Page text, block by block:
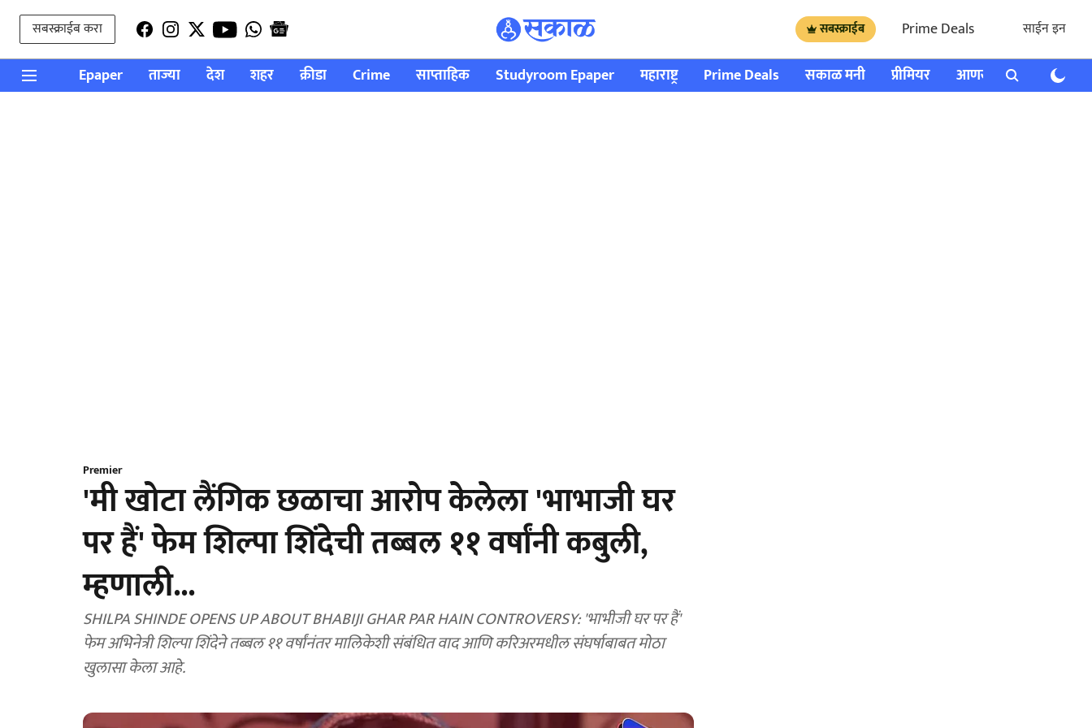
सबस्क्राईब करा सबस्क्राईब Prime Deals साईन इन
Epaper ताज्या देश शहर क्रीडा Crime साप्ताहिक Studyroom Epaper महाराष्ट्र Prime Deals सकाळ मनी प्रीमियर आणखी राशी भविष्य
Premier
'मी खोटा लैंगिक छळाचा आरोप केलेला 'भाभाजी घर
पर हैं' फेम शिल्पा शिंदेची तब्बल ११ वर्षांनी कबुली,
म्हणाली...
SHILPA SHINDE OPENS UP ABOUT BHABIJI GHAR PAR HAIN CONTROVERSY: 'भाभीजी घर पर हैं'
फेम अभिनेत्री शिल्पा शिंदेने तब्बल ११ वर्षांनंतर मालिकेशी संबंधित वाद आणि करिअरमधील संघर्षाबाबत मोठा
खुलासा केला आहे.